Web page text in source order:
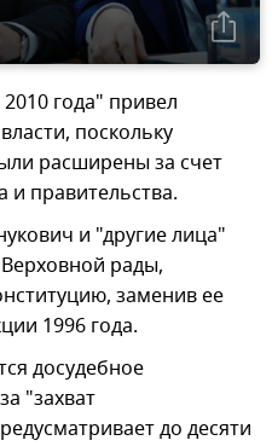
года" привел
поскольку
расширены за счет
правительства.
и "другие лица"
рады,
заменив ее
1996 года.
досудебное
"захват
до десяти